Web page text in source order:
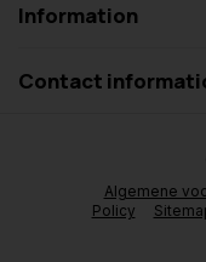
Information
Contact
Algemene
Policy